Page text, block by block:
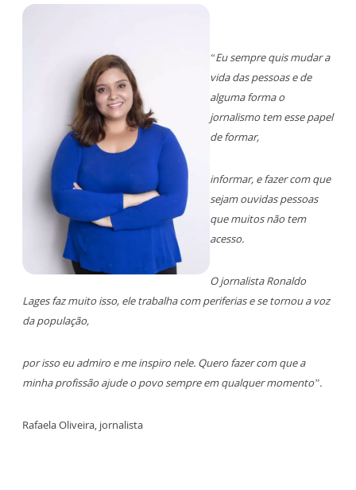
“Eu sempre quis mudar a
vida das pessoas e de
alguma forma o
jornalismo tem esse papel
de formar,
informar, e fazer com que
sejam ouvidas pessoas
que muitos não tem
acesso.
O jornalista Ronaldo
Lages faz muito isso, ele trabalha com periferias e se tornou a voz
da população,
por isso eu admiro e me inspiro nele. Quero fazer com que a
minha profissão ajude o povo sempre em qualquer momento”.
Rafaela Oliveira, jornalista